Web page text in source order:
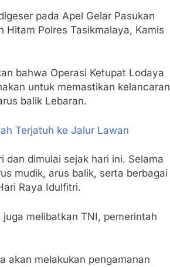
pada Apel Gelar Pasukan
Hitam Polres Tasikmalaya, Kamis
bahwa Operasi Ketupat Lodaya
untuk memastikan kelancaran
balik Lebaran.
Terjatuh ke Jalur Lawan
dan dimulai sejak hari ini. Selama
mudik, arus balik, serta berbagai
Raya Idulfitri.
melibatkan TNI, pemerintah
akan melakukan pengamanan